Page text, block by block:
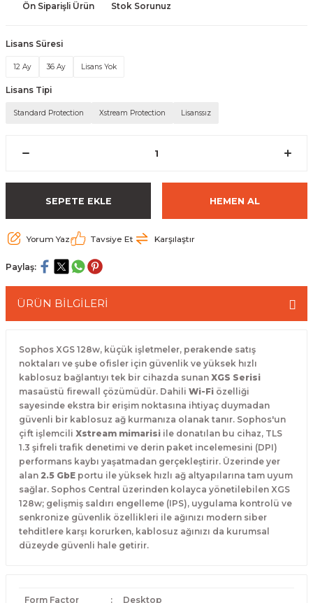
Ön Siparişli Ürün Stok Sorunuz
Lisans Süresi
12 Ay 36 Ay Lisans Yok
Lisans Tipi
Standard Protection Xstream Protection Lisanssız
SEPETE EKLE HEMEN AL
Yorum Yaz Tavsiye Et Karşılaştır
Paylaş:
ÜRÜN BİLGİLERİ
Sophos XGS 128w, küçük işletmeler, perakende satış
noktaları ve şube ofisler için güvenlik ve yüksek hızlı
kablosuz bağlantıyı tek bir cihazda sunan XGS Serisi
masaüstü firewall çözümüdür. Dahili Wi-Fi özelliği
sayesinde ekstra bir erişim noktasına ihtiyaç duymadan
güvenli bir kablosuz ağ kurmanıza olanak tanır. Sophos'un
çift işlemcili Xstream mimarisi ile donatılan bu cihaz, TLS
1.3 şifreli trafik denetimi ve derin paket incelemesini (DPI)
performans kaybı yaşatmadan gerçekleştirir. Üzerinde yer
alan 2.5 GbE portu ile yüksek hızlı ağ altyapılarına tam uyum
sağlar. Sophos Central üzerinden kolayca yönetilebilen XGS
128w; gelişmiş saldırı engelleme (IPS), uygulama kontrolü ve
senkronize güvenlik özellikleri ile ağınızı modern siber
tehditlere karşı korurken, kablosuz ağınızı da kurumsal
düzeyde güvenli hale getirir.
Form Factor : Desktop